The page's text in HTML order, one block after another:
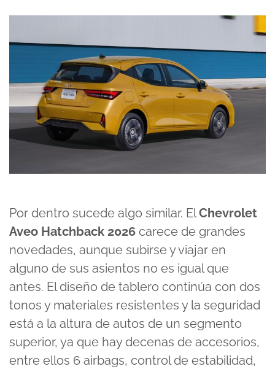
Por dentro sucede algo similar. ElChevrolet
Aveo Hatchback 2026 carece de grandes
novedades, aunque subirse y viajar en
alguno de sus asientos no es igual que
antes. El diseño de tablero continúa con dos
tonos y materiales resistentes y la seguridad
está a la altura de autos de un segmento
superior, ya que hay decenas de accesorios,
entre ellos 6 airbags, control de estabilidad,